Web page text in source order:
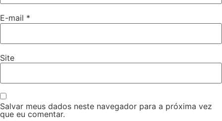
E-mail *
Site
Salvar meus dados neste navegador para a próxima vez
que eu comentar.